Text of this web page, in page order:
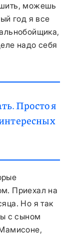
можешь
год я все
надо себя
Просто я
Приехал на
Но я так
с сыном